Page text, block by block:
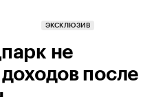
ЭКСКЛЮЗИВ
не
после